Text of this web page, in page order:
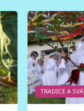
TRADICE A